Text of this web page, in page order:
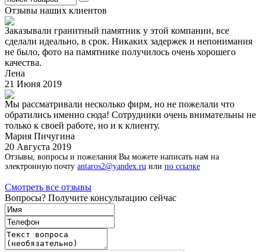
Отзывы наших клиентов
Заказывали гранитный памятник у этой компании, все
сделали идеально, в срок. Никаких задержек и непонимания
не было, фото на памятнике получилось очень хорошего
качества.
Лена
21 Июня 2019
Мы рассматривали несколько фирм, но не пожелали что
обратились именно сюда! Сотрудники очень внимательны не
только к своей работе, но и к клиенту.
Мария Пичугина
20 Августа 2019
Отзывы, вопросы и пожелания Вы можете написать нам на
электронную почту antaros2@yandex.ru или по ссылке
Смотреть все отзывы
Вопросы? Получите консультацию сейчас